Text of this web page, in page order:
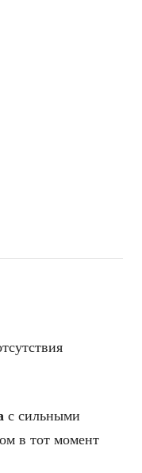
с сильными
в тот момент